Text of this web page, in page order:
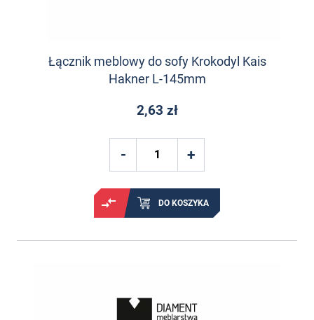
Łącznik meblowy do sofy Krokodyl Kais
Hakner L-145mm
2,63 zł
DO KOSZYKA